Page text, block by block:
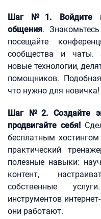
Шаг №1. Войдите в
общения.
посещайте
сообщества и чаты.
новые технологии,
помощников.
что нужно для новичка!
Шаг №2. Создайте
продвигайте себя!
бесплатным
практический
полезные навыки:
контент,
собственные
инструментов
они работают.